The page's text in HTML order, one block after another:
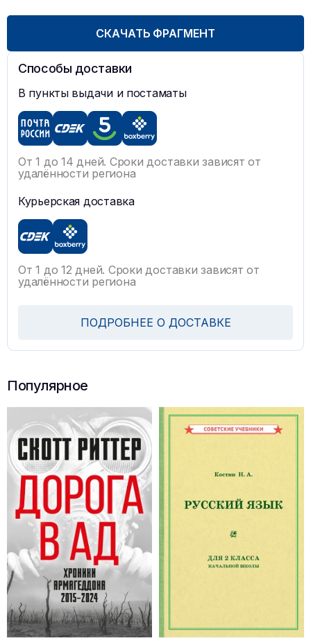
СКАЧАТЬ ФРАГМЕНТ
Способы доставки
В пункты выдачи и постаматы
От 1 до 14 дней. Сроки доставки зависят от
удалённости региона
Курьерская доставка
От 1 до 12 дней. Сроки доставки зависят от
удалённости региона
ПОДРОБНЕЕ О ДОСТАВКЕ
Популярное